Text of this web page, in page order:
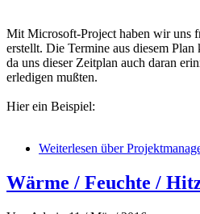
Mit Microsoft-Project haben wir uns
erstellt. Die Termine aus diesem
da uns dieser Zeitplan auch daran
erledigen mußten.
Hier ein Beispiel:
Weiterlesen über
Wärme / Feuchte /